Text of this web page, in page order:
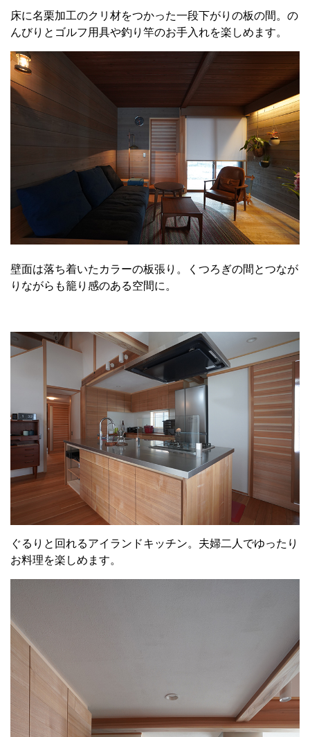
床に名栗加工のクリ材をつかった一段下がりの板の間。の
んびりとゴルフ用具や釣り竿のお手入れを楽しめます。
壁面は落ち着いたカラーの板張り。くつろぎの間とつなが
りながらも籠り感のある空間に。
ぐるりと回れるアイランドキッチン。夫婦二人でゆったり
お料理を楽しめます。